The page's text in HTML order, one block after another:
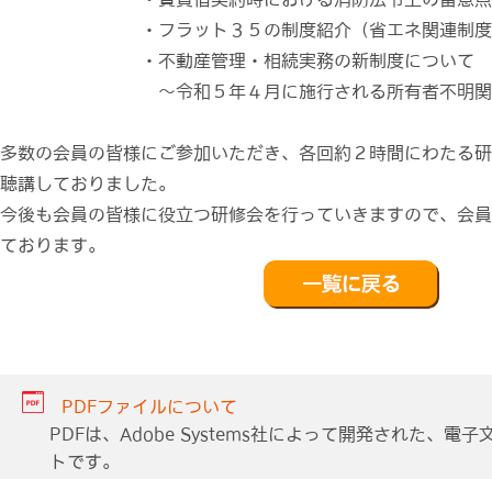
・フラット３５の制度紹介（省エネ関連制度を
・不動産管理・相続実務の新制度について
～令和５年４月に施行される所有者不明関連
多数の会員の皆様にご参加いただき、各回約２時間にわたる
聴講しておりました。
今後も会員の皆様に役立つ研修会を行っていきますので、会
ております。
PDFファイルについて
PDFは、Adobe Systems社によって開発された、電子
トです。